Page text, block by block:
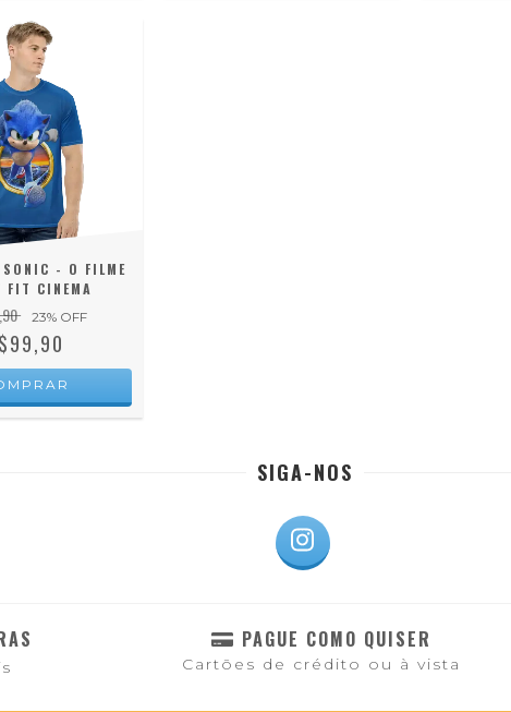
SONIC - O FILME
FIT CINEMA
23% OFF
SIGA-NOS
PAGUE COMO QUISER
Cartões de crédito ou à vista